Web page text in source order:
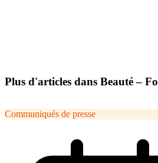
Plus d'articles dans Beauté –
Communiqués de presse